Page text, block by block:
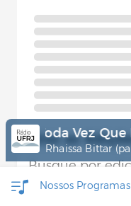
Todas as
🔴Toda Vez
Rhaissa Bittar
Nossos Programas